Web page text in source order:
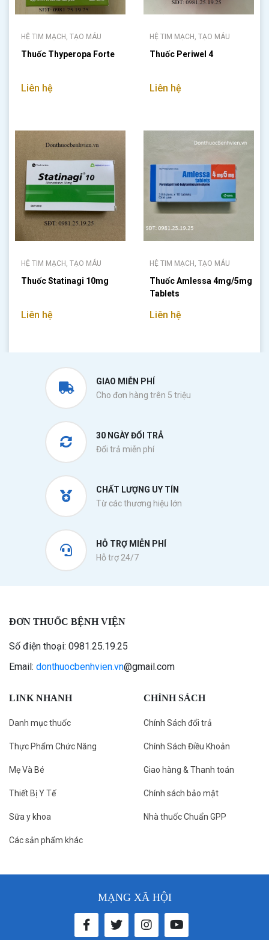
HỆ TIM MẠCH, TẠO MÁU
Thuốc Thyperopa Forte
Liên hệ
HỆ TIM MẠCH, TẠO MÁU
Thuốc Periwel 4
Liên hệ
HỆ TIM MẠCH, TẠO MÁU
Thuốc Statinagi 10mg
Liên hệ
HỆ TIM MẠCH, TẠO MÁU
Thuốc Amlessa 4mg/5mg
Tablets
Liên hệ
GIAO MIỄN PHÍ
Cho đơn hàng trên 5 triệu
30 NGÀY ĐỔI TRẢ
Đổi trả miễn phí
CHẤT LƯỢNG UY TÍN
Từ các thương hiệu lớn
HỖ TRỢ MIỄN PHÍ
Hỗ trợ 24/7
ĐƠN THUỐC BỆNH VIỆN
Số điện thoại: 0981.25.19.25
Email: donthuocbenhvien.vn@gmail.com
LINK NHANH
Danh mục thuốc
Thực Phẩm Chức Năng
Mẹ Và Bé
Thiết Bị Y Tế
Sữa y khoa
Các sản phẩm khác
CHÍNH SÁCH
Chính Sách đổi trả
Chính Sách Điều Khoản
Giao hàng & Thanh toán
Chính sách bảo mật
Nhà thuốc Chuẩn GPP
MẠNG XÃ HỘI